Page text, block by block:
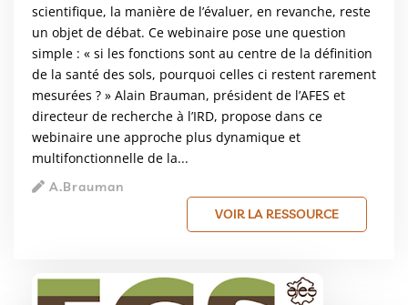
scientifique, la manière de l’évaluer, en revanche, reste
un objet de débat. Ce webinaire pose une question
simple : « si les fonctions sont au centre de la définition
de la santé des sols, pourquoi celles ci restent rarement
mesurées ? » Alain Brauman, président de l’AFES et
directeur de recherche à l’IRD, propose dans ce
webinaire une approche plus dynamique et
multifonctionnelle de la...
A.Brauman
VOIR LA RESSOURCE